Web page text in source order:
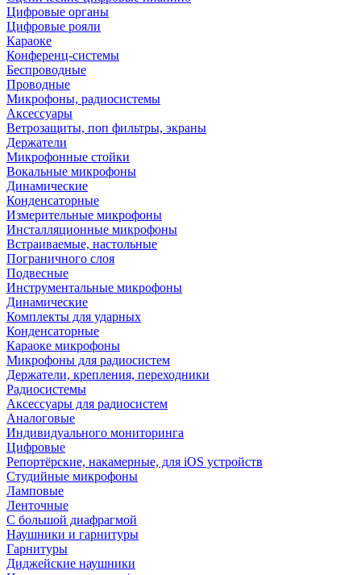
Цифровые органы
Цифровые рояли
Караоке
Конференц-системы
Беспроводные
Проводные
Микрофоны, радиосистемы
Аксессуары
Ветрозащиты, поп фильтры, экраны
Держатели
Микрофонные стойки
Вокальные микрофоны
Динамические
Конденсаторные
Измерительные микрофоны
Инсталляционные микрофоны
Встраиваемые, настольные
Пограничного слоя
Подвесные
Инструментальные микрофоны
Динамические
Комплекты для ударных
Конденсаторные
Караоке микрофоны
Микрофоны для радиосистем
Держатели, крепления, переходники
Радиосистемы
Аксессуары для радиосистем
Аналоговые
Индивидуального мониторинга
Цифровые
Репортёрские, накамерные, для iOS устройств
Студийные микрофоны
Ламповые
Ленточные
С большой диафрагмой
Наушники и гарнитуры
Гарнитуры
Диджейские наушники